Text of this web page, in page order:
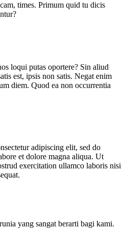
times. Primum quid tu dicis
loqui putas oportere? Sin aliud
est, ipsis non satis. Negat enim
diem. Quod ea non occurrentia
adipiscing elit, sed do
et dolore magna aliqua. Ut
exercitation ullamco laboris nisi
yang sangat berarti bagi kami.